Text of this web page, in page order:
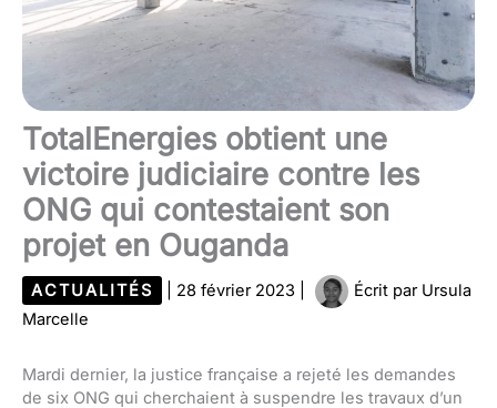
TotalEnergies obtient une
victoire judiciaire contre les
ONG qui contestaient son
projet en Ouganda
ACTUALITÉS 28 février 2023 Écrit par Ursula
Marcelle
Mardi dernier, la justice française a rejeté les demandes
de six ONG qui cherchaient à suspendre les travaux d’un